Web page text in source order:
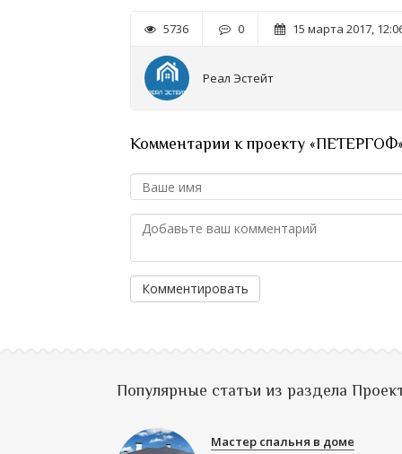
5736 0 15 марта 2017,
Реал Эстейт
Комментарии к проекту
Комментировать
Популярные статьи из раздела
Мастер спальня в доме